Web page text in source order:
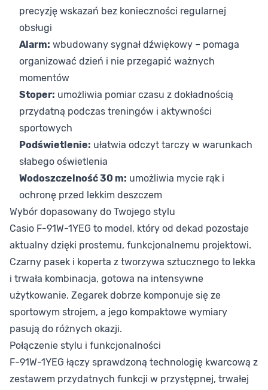
precyzję wskazań bez konieczności regularnej
obsługi
Alarm: wbudowany sygnał dźwiękowy – pomaga
organizować dzień i nie przegapić ważnych
momentów
Stoper: umożliwia pomiar czasu z dokładnością
przydatną podczas treningów i aktywności
sportowych
Podświetlenie: ułatwia odczyt tarczy w warunkach
słabego oświetlenia
Wodoszczelność 30 m: umożliwia mycie rąk i
ochronę przed lekkim deszczem
Wybór dopasowany do Twojego stylu
Casio F-91W-1YEG to model, który od dekad pozostaje
aktualny dzięki prostemu, funkcjonalnemu projektowi.
Czarny pasek i koperta z tworzywa sztucznego to lekka
i trwała kombinacja, gotowa na intensywne
użytkowanie. Zegarek dobrze komponuje się ze
sportowym strojem, a jego kompaktowe wymiary
pasują do różnych okazji.
Połączenie stylu i funkcjonalności
F-91W-1YEG łączy sprawdzoną technologię kwarcową z
zestawem przydatnych funkcji w przystępnej, trwałej